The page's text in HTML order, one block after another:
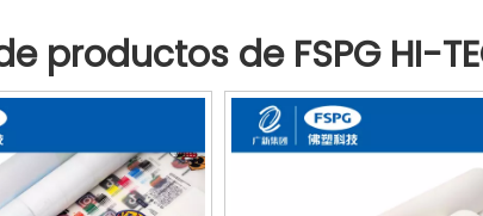
productos de FSPG HI-